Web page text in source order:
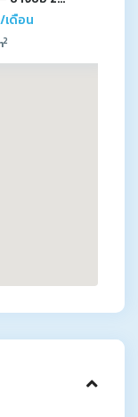
เดือน
2